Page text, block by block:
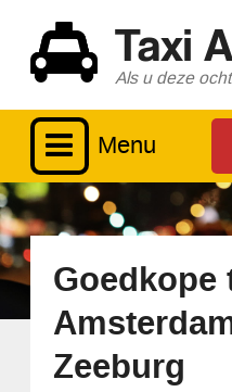
Taxi
Als u deze
Menu
Goedkope
Zeeburg